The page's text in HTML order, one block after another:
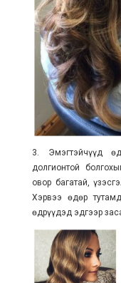
3. Эмэгтэйчүүд
долгионтой
овор багатай,
Хэрвээ өдөр
өдрүүдэд эдгээр